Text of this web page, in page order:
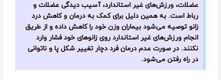
عضلات، ورزش‌های غیر استاندارد، آسیب دیدگی عضلات و
رباط است. به همین دلیل برای کمک به درمان و کاهش درد
زانو توصیه می‌شود بیماران وزن خود را کاهش داده و از طریق
انجام ورزش‌های غیر استاندارد روی زانوهای خود فشار وارد
نکنند. در صورت عدم درمان فرد دچار تغییر شکل پا و ناتوانی
در راه رفتن می‌شود.